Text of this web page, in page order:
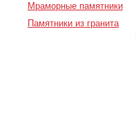
Мраморные памятники
Памятники из гранита